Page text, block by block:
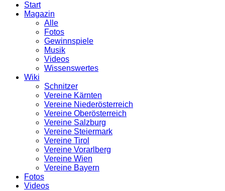
Start
Magazin
Alle
Fotos
Gewinnspiele
Musik
Videos
Wissenswertes
Wiki
Schnitzer
Vereine Kärnten
Vereine Niederösterreich
Vereine Oberösterreich
Vereine Salzburg
Vereine Steiermark
Vereine Tirol
Vereine Vorarlberg
Vereine Wien
Vereine Bayern
Fotos
Videos